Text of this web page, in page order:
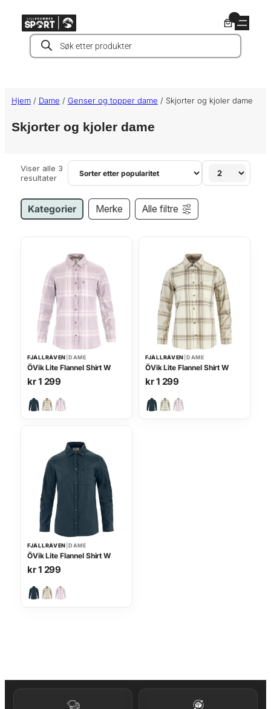
innholdProducts
search
Hjem/ Dame / Genser og topper dame / Skjorter og kjoler dame
Skjorter og kjoler dame
Viser alle 3
resultaterS
r
t
t
p
r
o
p
a
r
i
t
t
Kategorier Merke Alle filtre
ÖVik Lite Flannel Shirt W
FJÄLLRÄVEN DAME
kr1 299
ÖVik Lite Flannel Shirt W
FJÄLLRÄVEN DAME
kr1 299
ÖVik Lite Flannel Shirt W
FJÄLLRÄVEN DAME
kr1 299